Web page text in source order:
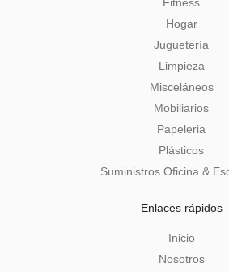
Hogar
Juguetería
Limpieza
Misceláneos
Mobiliarios
Papeleria
Plásticos
Suministros Oficina &
Enlaces rápidos
Inicio
Nosotros